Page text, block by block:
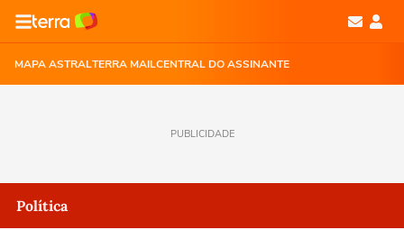
MAPA ASTRALTERRA MAILCENTRAL DO ASSINANTE
PUBLICIDADE
Política